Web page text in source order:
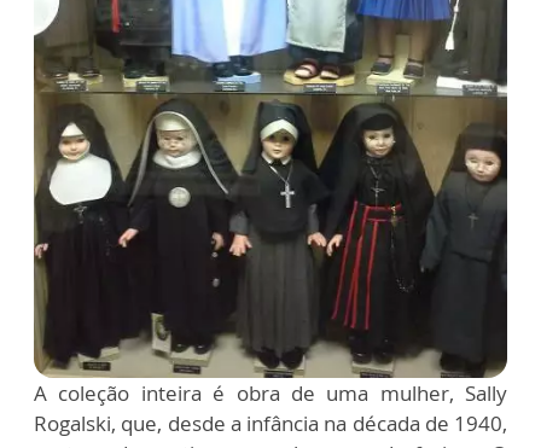
A coleção inteira é obra de uma mulher, Sally
Rogalski, que, desde a infância na década de 1940,